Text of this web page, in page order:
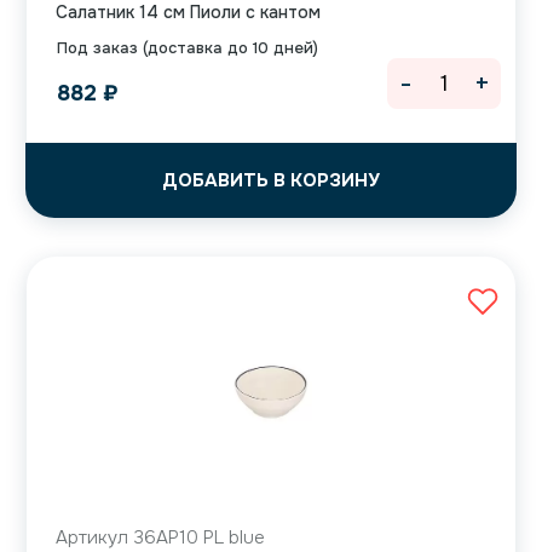
Под заказ (доставка до 10 дней)
Салатник 14 см Пиоли с кантом
882 ₽
ДОБАВИТЬ В КОРЗИНУ
- +
Артикул 36AP10 PL blue